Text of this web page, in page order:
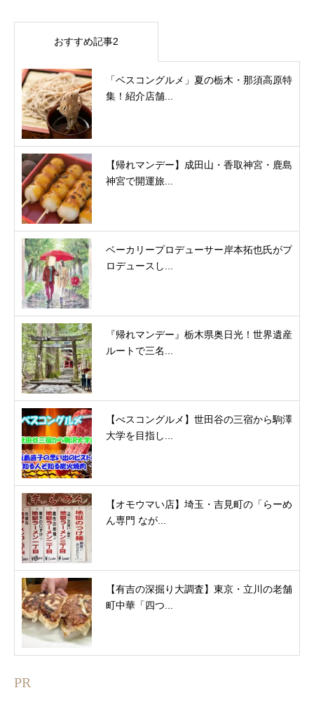
おすすめ記事2
「ベスコングルメ」夏の栃木・那須高原特
集！紹介店舗...
【帰れマンデー】成田山・香取神宮・鹿島
神宮で開運旅...
ベーカリープロデューサー岸本拓也氏がプ
ロデュースし...
『帰れマンデー』栃木県奥日光！世界遺産
ルートで三名...
【べスコングルメ】世田谷の三宿から駒澤
大学を目指し...
【オモウマい店】埼玉・吉見町の「らーめ
ん専門 なが...
【有吉の深掘り大調査】東京・立川の老舗
町中華「四つ...
PR